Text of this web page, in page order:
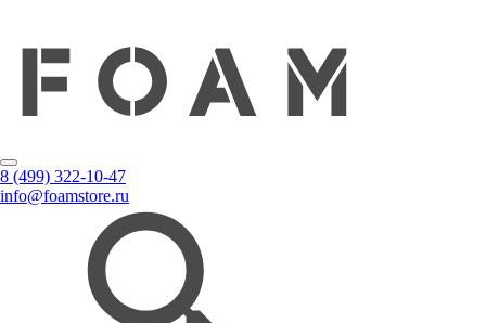
8 (499) 322-10-47
info@foamstore.ru